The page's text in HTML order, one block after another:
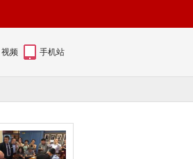
视频 手机站